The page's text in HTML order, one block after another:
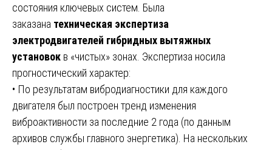
состояния ключевых систем. Была
заказана техническая экспертиза
электродвигателей гибридных вытяжных
установок в «чистых» зонах. Экспертиза носила
прогностический характер:
• По результатам вибродиагностики для каждого
двигателя был построен тренд изменения
виброактивности за последние 2 года (по данным
архивов службы главного энергетика). На нескольких